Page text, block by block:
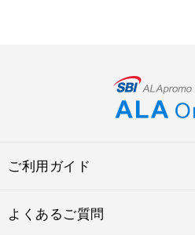
ご利用ガイド
よくあるご質問